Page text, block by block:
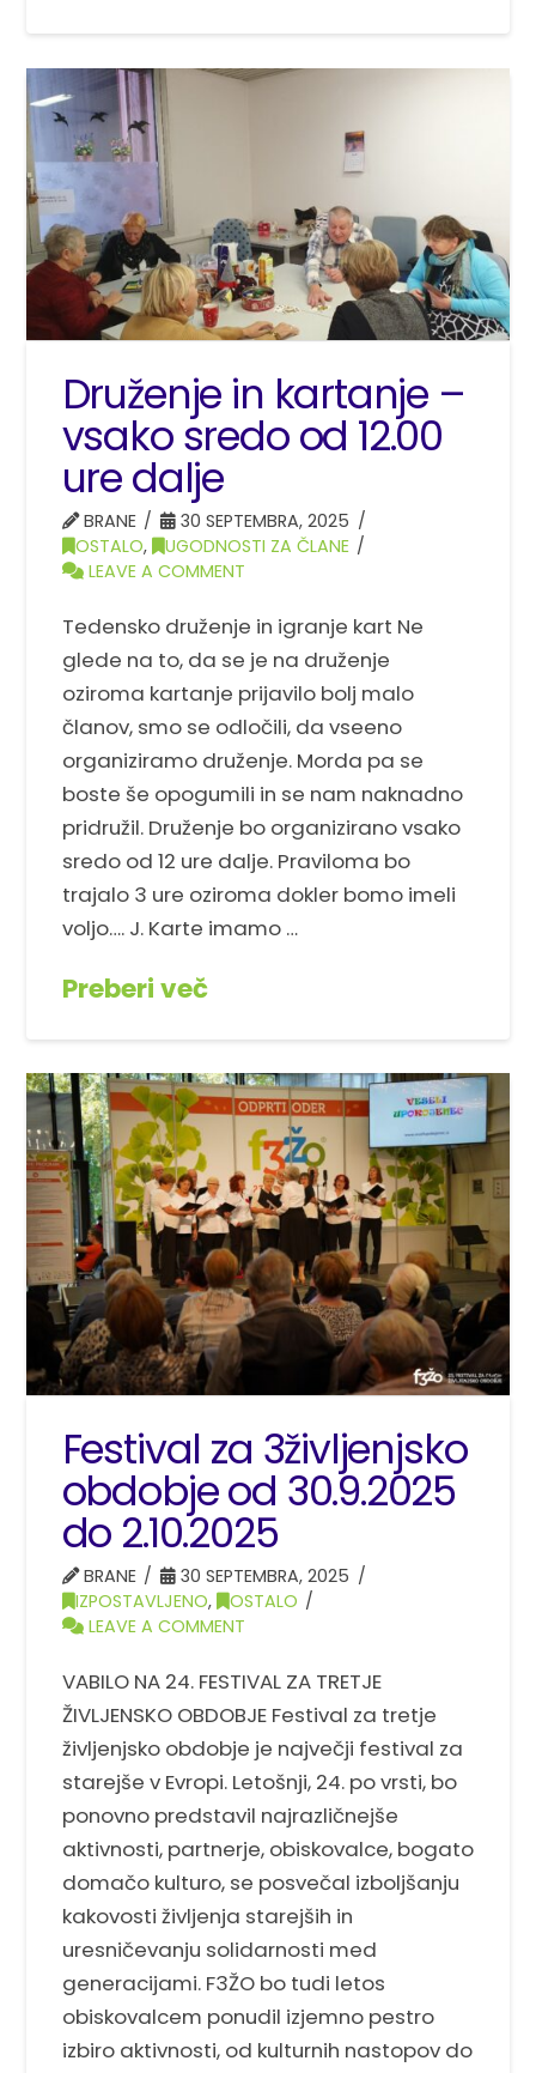
Druženje in kartanje –
vsako sredo od 12.00
ure dalje
BRANE
30 SEPTEMBRA, 2025
OSTALO,
UGODNOSTI ZA ČLANE
LEAVE A COMMENT
Tedensko druženje in igranje kart Ne
glede na to, da se je na druženje
oziroma kartanje prijavilo bolj malo
članov, smo se odločili, da vseeno
organiziramo druženje. Morda pa se
boste še opogumili in se nam naknadno
pridružil. Druženje bo organizirano vsako
sredo od 12 ure dalje. Praviloma bo
trajalo 3 ure oziroma dokler bomo imeli
voljo…. J. Karte imamo …
Preberi več
Festival za 3življenjsko
obdobje od 30.9.2025
do 2.10.2025
BRANE
30 SEPTEMBRA, 2025
IZPOSTAVLJENO,
OSTALO
LEAVE A COMMENT
VABILO NA 24. FESTIVAL ZA TRETJE
ŽIVLJENSKO OBDOBJE Festival za tretje
življenjsko obdobje je največji festival za
starejše v Evropi. Letošnji, 24. po vrsti, bo
ponovno predstavil najrazličnejše
aktivnosti, partnerje, obiskovalce, bogato
domačo kulturo, se posvečal izboljšanju
kakovosti življenja starejših in
uresničevanju solidarnosti med
generacijami. F3ŽO bo tudi letos
obiskovalcem ponudil izjemno pestro
izbiro aktivnosti, od kulturnih nastopov do